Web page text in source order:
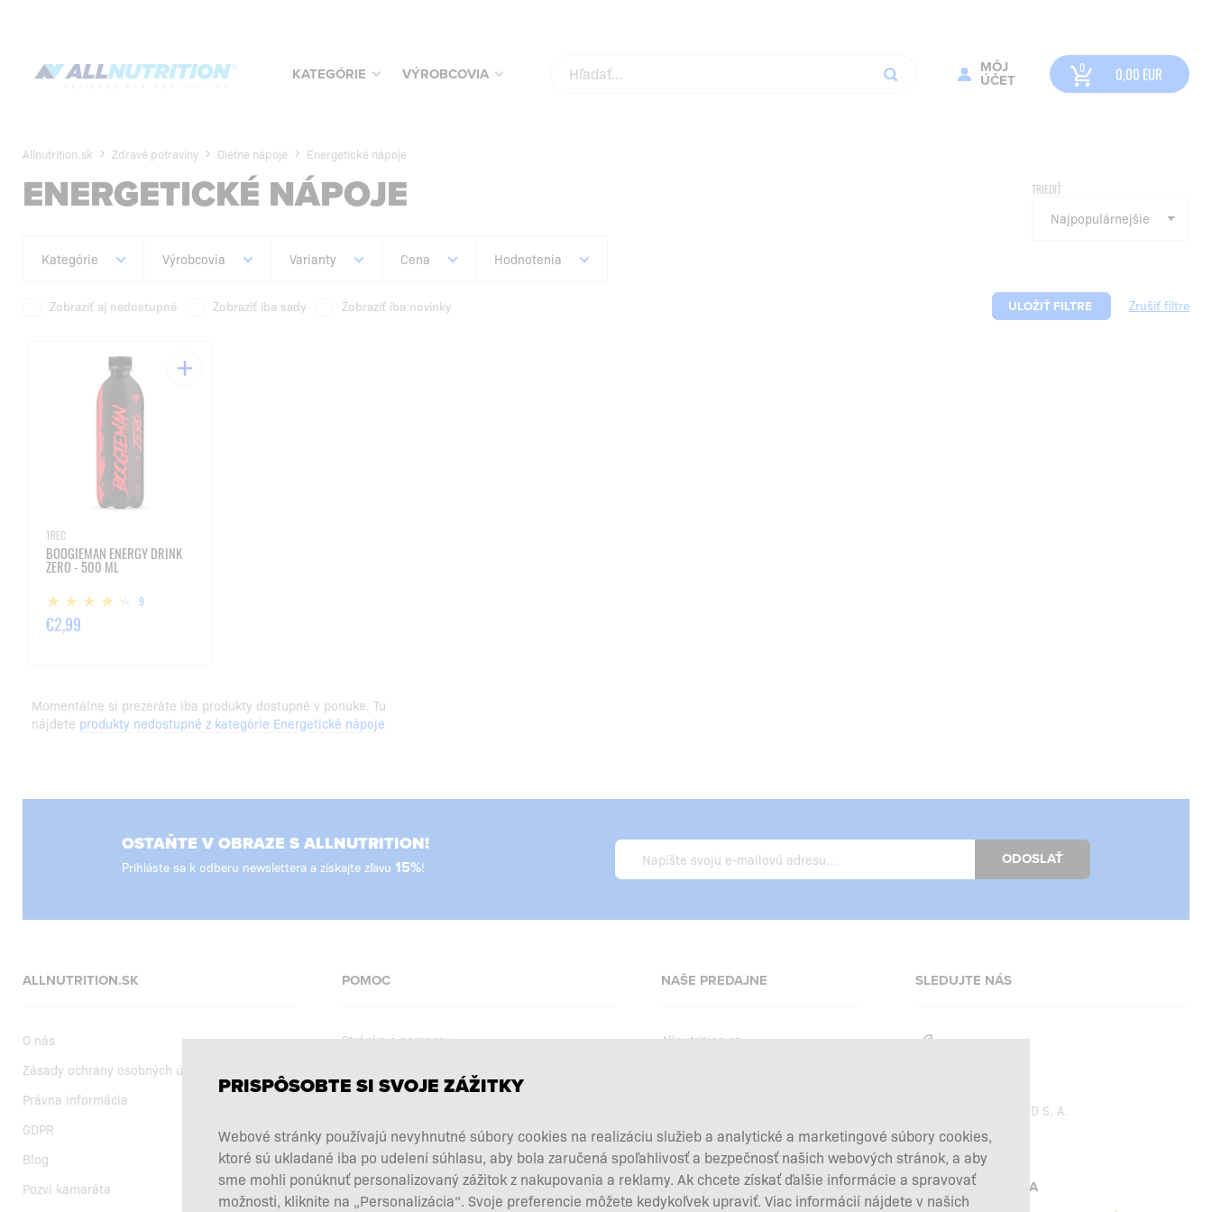
KATEGÓRIE VÝROBCOVIA
MÔJ
ÚČET
0,00 EUR
Allnutrition.sk Zdravé potraviny Diétne nápoje Energetické nápoje
ENERGETICKÉ NÁPOJE TRIEDIŤ
Kategórie Výrobcovia Varianty Cena Hodnotenia
Zobraziť aj nedostupné Zobraziť iba sady Zobraziť iba novinky ULOŽIŤ FILTRE
TREC
BOOGIEMAN ENERGY DRINK
ZERO - 500 ML
9
€2,99
Momentálne si prezeráte iba produkty dostupné v ponuke. Tu
nájdete produkty nedostupné z kategórie Energetické nápoje.
OSTAŇTE V OBRAZE S ALLNUTRITION!
Prihláste sa k odberu newslettera a získajte zľavu 15%! ODOSLAŤ
ALLNUTRITION.SK
O nás
Zásady ochrany osobných údajov
Právna informácia
GDPR
Blog
Pozvi kamaráta
POMOC
Stránka s pomocou
Aktuálne akcie
Výber výživových doplnkov
Reklamácie a vrátenie tovaru
NAŠE PREDAJNE
Allnutrition.cz
Allnutrition.ua
Allnutrition.co.uk
Allnutrition.de
SLEDUJTE NÁS
Facebook
SFD S. A.
PLATBY SPRACÚVA
PRISPÔSOBTE SI SVOJE ZÁŽITKY
Webové stránky používajú nevyhnutné súbory cookies na realizáciu služieb a analytické a marketingové súbory cookies,
ktoré sú ukladané iba po udelení súhlasu, aby bola zaručená spoľahlivosť a bezpečnosť našich webových stránok, a aby
sme mohli ponúknuť personalizovaný zážitok z nakupovania a reklamy. Ak chcete získať ďalšie informácie a spravovať
možnosti, kliknite na „Personalizácia“. Svoje preferencie môžete kedykoľvek upraviť. Viac informácií nájdete v našich